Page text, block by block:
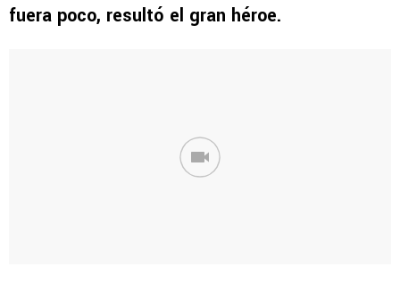
fuera poco, resultó el gran héroe.